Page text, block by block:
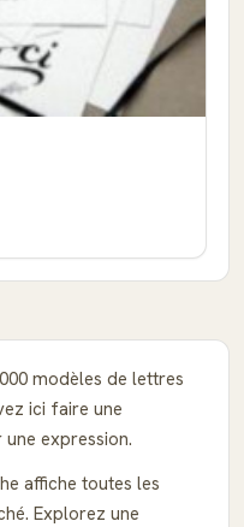
modèles de lettres
ici faire une
expression.
affiche toutes les
Explorez une